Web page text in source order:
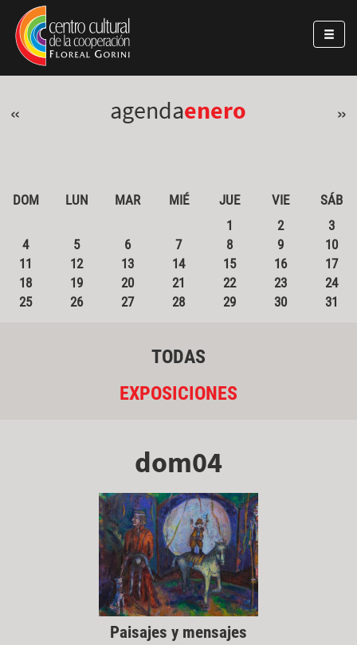
Pasar al contenido principal
Jump to main content
« agendaenero »
DOM LUN MAR MIÉ JUE VIE
SÁB
1
2
3
4
5 6 7 8 9
10
11
12 13 14 15 16
17
18
19 20 21 22 23
24
25
26 27 28 29 30 31
TODAS
EXPOSICIONES
dom04
Paisajes y mensajes